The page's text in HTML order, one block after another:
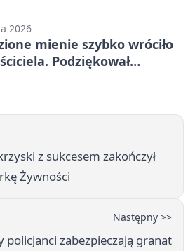
2026
mienie szybko wróciło
Podziękował
z sukcesem zakończył
Żywności
Następny >>
policjanci zabezpieczają granat